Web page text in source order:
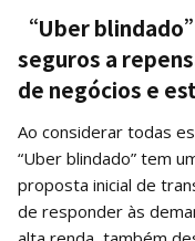
“Uber
seguros a
de negócios e
Ao considerar todas
“Uber blindado” tem
proposta inicial de
de responder às